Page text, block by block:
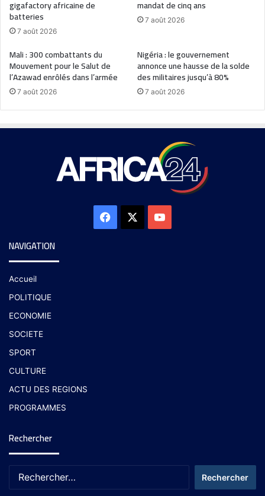
gigafactory africaine de
batteries
7 août 2026
mandat de cinq ans
7 août 2026
Mali : 300 combattants du
Mouvement pour le Salut de
l’Azawad enrôlés dans l’armée
7 août 2026
Nigéria : le gouvernement
annonce une hausse de la solde
des militaires jusqu’à 80%
7 août 2026
NAVIGATION
Accueil
POLITIQUE
ECONOMIE
SOCIETE
SPORT
CULTURE
ACTU DES REGIONS
PROGRAMMES
Rechercher